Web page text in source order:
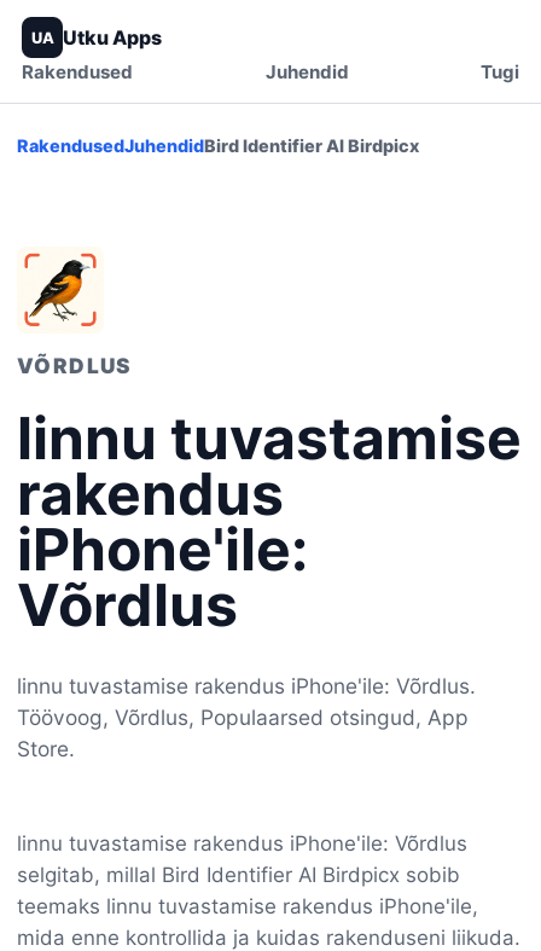
UA Utku Apps
Rakendused Juhendid Tugi
RakendusedJuhendidBird Identifier AI Birdpicx
VÕRDLUS
linnu tuvastamise
rakendus
iPhone'ile:
Võrdlus
linnu tuvastamise rakendus iPhone'ile: Võrdlus.
Töövoog, Võrdlus, Populaarsed otsingud, App
Store.
linnu tuvastamise rakendus iPhone'ile: Võrdlus
selgitab, millal Bird Identifier AI Birdpicx sobib
teemaks linnu tuvastamise rakendus iPhone'ile,
mida enne kontrollida ja kuidas rakenduseni liikuda.